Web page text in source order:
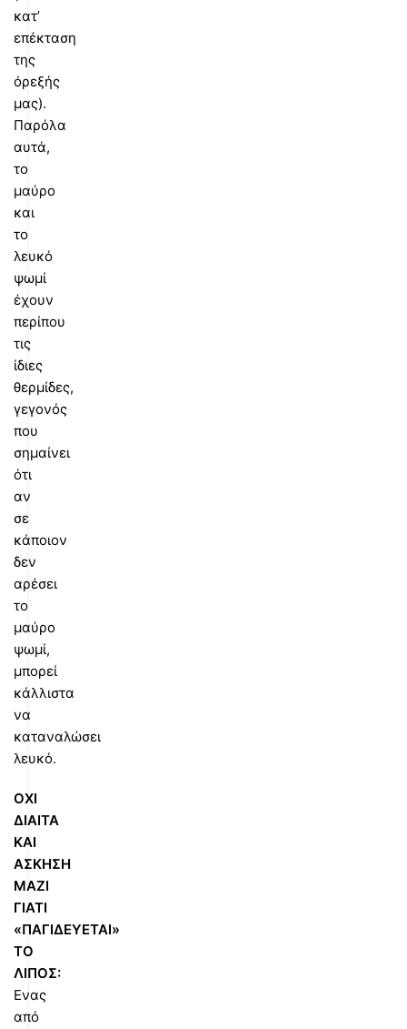
κατ’
επέκταση
της
όρεξής
μας).
Παρόλα
αυτά,
το
μαύρο
και
το
λευκό
ψωμί
έχουν
περίπου
τις
ίδιες
θερμίδες,
γεγονός
που
σημαίνει
ότι
αν
σε
κάποιον
δεν
αρέσει
το
μαύρο
ψωμί,
μπορεί
κάλλιστα
να
καταναλώσει
λευκό.
ΟΧΙ
ΔΙΑΙΤΑ
ΚΑΙ
ΑΣΚΗΣΗ
ΜΑΖΙ
ΓΙΑΤΙ
«ΠΑΓΙΔΕΥΕΤΑΙ»
ΤΟ
ΛΙΠΟΣ:
Ενας
από